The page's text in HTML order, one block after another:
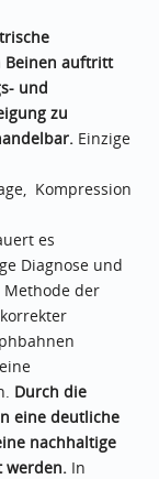
Beinen auftritt
und
zu
Einzige
Kompression
es
Diagnose und
Methode der
Durch die
eine deutliche
nachhaltige
werden. In